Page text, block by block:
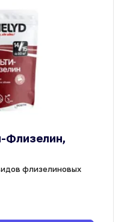
Флизелин,
флизелиновых